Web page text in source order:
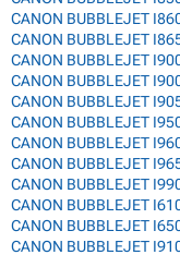
CANON BUBBLEJET
CANON BUBBLEJET
CANON BUBBLEJET
CANON BUBBLEJET
CANON BUBBLEJET
CANON BUBBLEJET
CANON BUBBLEJET
CANON BUBBLEJET
CANON BUBBLEJET
CANON BUBBLEJET
CANON BUBBLEJET
CANON BUBBLEJET